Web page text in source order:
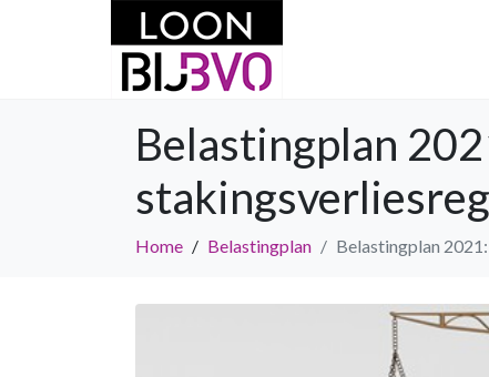
Belastingplan
Home Belastingplan Belastingplan